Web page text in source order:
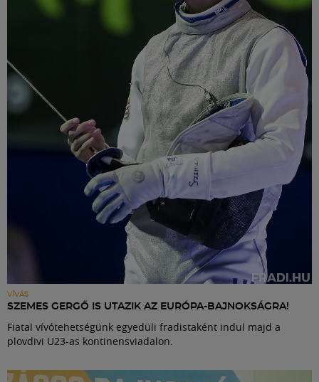
VÍVÁS
SZEMES GERGŐ IS UTAZIK AZ EURÓPA-BAJNOKSÁGRA!
Fiatal vívótehetségünk egyedüli fradistaként indul majd a
plovdivi U23-as kontinensviadalon.